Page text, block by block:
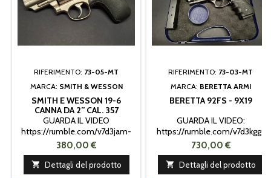
RIFERIMENTO: 73-05-MT
MARCA: SMITH & WESSON
SMITH E WESSON 19-6
CANNA DA 2” CAL. 357
MAGNUM
GUARDA IL VIDEO
https://rumble.com/v7d3jam-
smith-e-wesson-19-6-canna-
da-2-cal.-357-magnum.html?
e9s=src_v1_upp_f
380,00 €
 Dettagli del prodotto
RIFERIMENTO: 73-03-MT
MARCA: BERETTA ARMI
BERETTA 92FS - 9X19
GUARDA IL VIDEO:
https://rumble.com/v7d3kgg-
beretta-92fs-9x19-730.html?
e9s=src_v1_upp_a
730,00 €
 Dettagli del prodotto